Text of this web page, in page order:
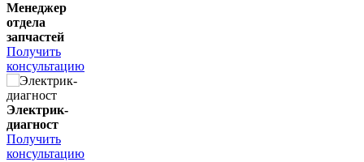
Менеджер
отдела
запчастей
Получить
консультацию
Электрик-
диагност
Получить
консультацию